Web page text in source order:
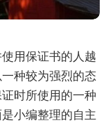
用保证书的人越
种较为强烈的态
时所使用的一种
小编整理的自主